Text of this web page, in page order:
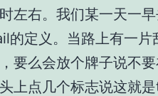
左右。我们某一天一早
的定义。当路上有一
要么会放个牌子说不
上点几个标志说这就是